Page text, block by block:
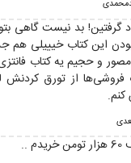
گرفتین! بد نیست گاهی
بودن این کتاب خیییلی
و حجیم یه کتاب
فروشی‌ها از تورق کردنش
کنم.
..